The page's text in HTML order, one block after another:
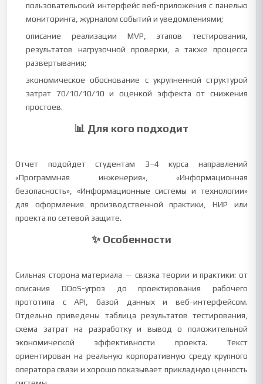
пользовательский интерфейс веб-приложения с панелью
мониторинга, журналом событий и уведомлениями;
описание реализации MVP, этапов тестирования,
результатов нагрузочной проверки, а также процесса
развертывания;
экономическое обоснование с укрупненной структурой
затрат 70/10/10/10 и оценкой эффекта от снижения
простоев.
📊 Для кого подходит
Отчет подойдет студентам 3–4 курса направлений
«Программная инженерия», «Информационная
безопасность», «Информационные системы и технологии»
для оформления производственной практики, НИР или
проекта по сетевой защите.
✨ Особенности
Сильная сторона материала — связка теории и практики: от
описания DDoS-угроз до проектирования рабочего
прототипа с API, базой данных и веб-интерфейсом.
Отдельно приведены таблица результатов тестирования,
схема затрат на разработку и вывод о положительной
экономической эффективности проекта. Текст
ориентирован на реальную корпоративную среду крупного
оператора связи и хорошо показывает прикладную ценность